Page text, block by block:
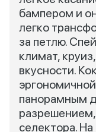
бампером и
легко
за петлю.
климат,
вкусности.
панорамным
селектора.